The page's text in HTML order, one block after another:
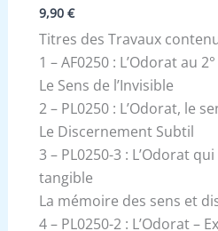
9,90 €
Titres des Travaux
1 – AF0250 : L’Odorat au 2°
Le Sens de l’Invisible
2 – PL0250 : L’Odorat, le
Le Discernement Subtil
3 – PL0250-3 : L’Odorat
tangible
La mémoire des sens et
4 – PL0250-2 : L’Odorat –